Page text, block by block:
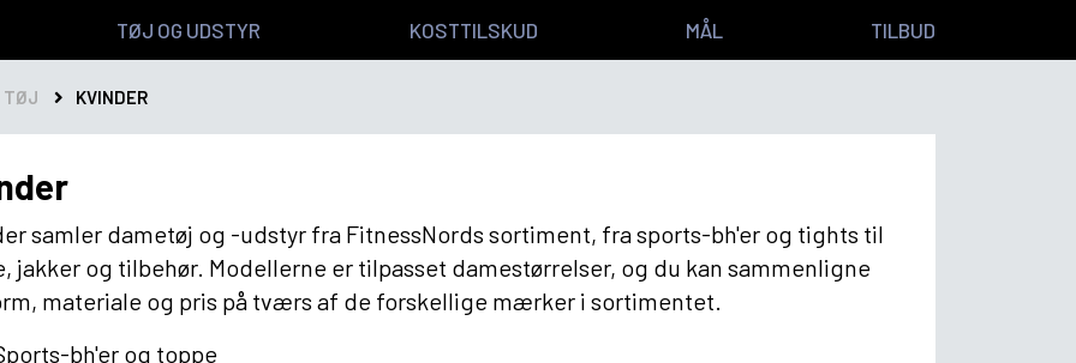
TØJ OG UDSTYR KOSTTILSKUD MÅL TILBUD
TØJ KVINDER
samler dametøj og -udstyr fra FitnessNords sortiment, fra sports-bh'er og tights til
jakker og tilbehør. Modellerne er tilpasset damestørrelser, og du kan sammenligne
materiale og pris på tværs af de forskellige mærker i sortimentet.
bh'er og toppe